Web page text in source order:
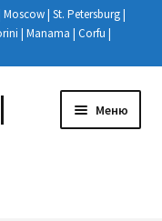
| St. Petersburg |
| Manama | Corfu |
Меню